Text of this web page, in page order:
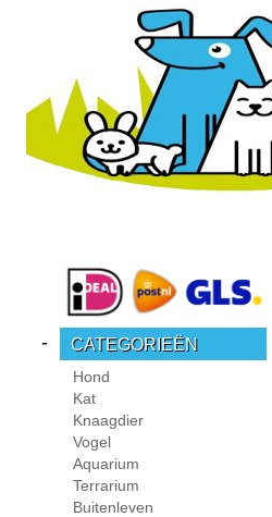
CATEGORIEËN
-
Hond
Kat
Knaagdier
Vogel
Aquarium
Terrarium
Buitenleven